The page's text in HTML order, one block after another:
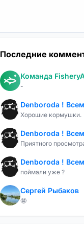
Последние
Команда
-
Denboroda !
Хорошие кормушки.
Denboroda !
Приятного
Denboroda !
поймали уже ?
Сергей Рыбаков
🤩